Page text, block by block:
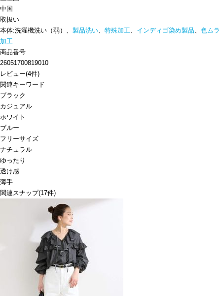
中国
取扱い
本体:洗濯機洗い（弱）、 製品洗い、 特殊加工、 インディゴ染め製品、 色ムラ
加工
商品番号
26051700819010
レビュー(4件)
関連キーワード
ブラック
カジュアル
ホワイト
ブルー
フリーサイズ
ナチュラル
ゆったり
透け感
薄手
関連スナップ(17件)